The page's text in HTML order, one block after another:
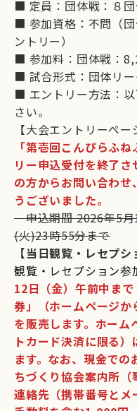
■ 定員：団体戦：８団
■ 参加資格：不問（
ントリー）
■ 参加料：団体戦：
■ 試合形式：団体リ
■ エントリー方法：
さい。
【大会エントリーペー
「第壱回こんぴらふ
リー申込受付を終了
の方からお問い合わ
うございました。
申込期間 2026年5月
(火)23時55分まで
【当日観覧・レセプ
観覧・レセプション参
12日（金）午前中ま
券」（ホームページか
を販売します。ホーム
トカード決済に限る
ます。なお、現金で
ちづくり協会案内所
連絡先（携帯番号と